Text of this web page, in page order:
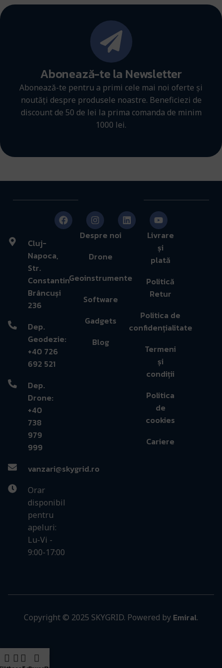
Abonează-te la Newsletter
Abonează-te pentru a primi cele mai noi oferte și
noutăți despre produsele noastre. Beneficiezi de
discount de 50 de lei la prima comanda de minim
1000 lei.
Cluj-
Napoca,
Str.
Constantin
Brâncuși
236
Dep.
Geodezie:
+40 726
692 521
Dep.
Drone:
+40
738
979
999
vanzari@skygrid.ro
Orar
disponibil
pentru
apeluri:
Lu-Vi -
9:00-17:00
Despre noi
Drone
Geoinstrumente
Software
Gadgets
Blog
Livrare
și
plată
Politică
Retur
Politica de
confidențialitate
Termeni
și
condiții
Politica
de
cookies
Cariere
Copyright © 2025 SKYGRID. Powered by Emiral.